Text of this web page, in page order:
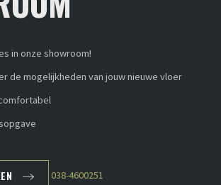
in onze showroom!
de mogelijkheden van jouw nieuwe vloer
038-4600251